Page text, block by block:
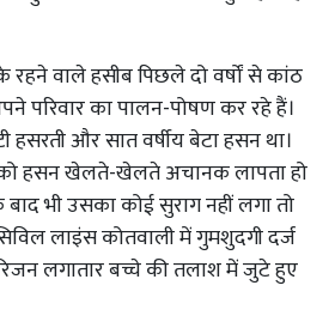
रहने वाले हसीब पिछले दो वर्षों से कांठ
परिवार का पालन-पोषण कर रहे हैं।
हसरती और सात वर्षीय बेटा हसन था।
को हसन खेलते-खेलते अचानक लापता हो
भी उसका कोई सुराग नहीं लगा तो
लाइंस कोतवाली में गुमशुदगी दर्ज
लगातार बच्चे की तलाश में जुटे हुए